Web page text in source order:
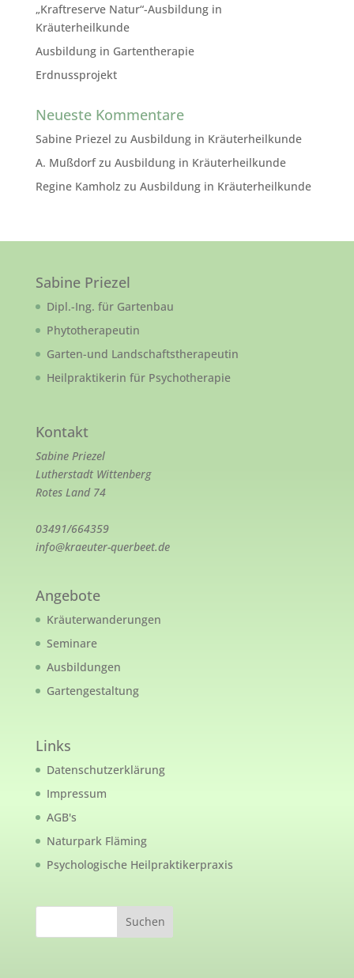
„Kraftreserve Natur“-Ausbildung in
Kräuterheilkunde
Ausbildung in Gartentherapie
Erdnussprojekt
Neueste Kommentare
Sabine Priezel zu Ausbildung in Kräuterheilkunde
A. Mußdorfzu Ausbildung in Kräuterheilkunde
Regine Kamholz zu Ausbildung in Kräuterheilkunde
Sabine Priezel
Dipl.-Ing. für Gartenbau
Phytotherapeutin
Garten-und Landschaftstherapeutin
Heilpraktikerin für Psychotherapie
Kontakt
Sabine Priezel
Lutherstadt Wittenberg
Rotes Land 74
03491/664359
info@kraeuter-querbeet.de
Angebote
Kräuterwanderungen
Seminare
Ausbildungen
Gartengestaltung
Links
Datenschutzerklärung
Impressum
AGB's
Naturpark Fläming
Psychologische Heilpraktikerpraxis